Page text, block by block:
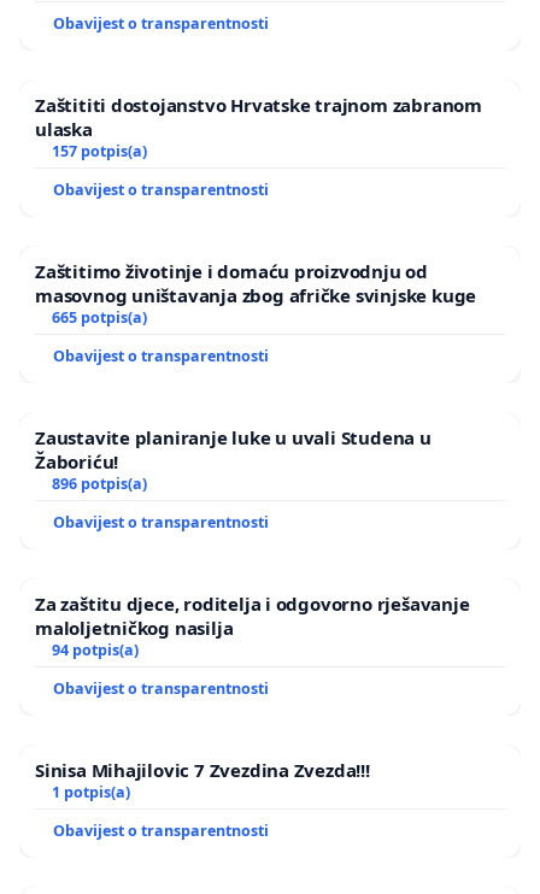
Obavijest o transparentnosti
Zaštititi dostojanstvo Hrvatske trajnom zabranom
ulaska
157 potpis(a)
Obavijest o transparentnosti
Zaštitimo životinje i domaću proizvodnju od
masovnog uništavanja zbog afričke svinjske kuge
665 potpis(a)
Obavijest o transparentnosti
Zaustavite planiranje luke u uvali Studena u
Žaboriću!
896 potpis(a)
Obavijest o transparentnosti
Za zaštitu djece, roditelja i odgovorno rješavanje
maloljetničkog nasilja
94 potpis(a)
Obavijest o transparentnosti
Sinisa Mihajilovic 7 Zvezdina Zvezda!!!
1 potpis(a)
Obavijest o transparentnosti